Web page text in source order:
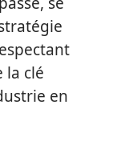
la clé
en